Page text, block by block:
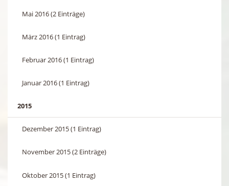
Mai 2016 (2 Einträge)
März 2016 (1 Eintrag)
Februar 2016 (1 Eintrag)
Januar 2016 (1 Eintrag)
2015
Dezember 2015 (1 Eintrag)
November 2015 (2 Einträge)
Oktober 2015 (1 Eintrag)